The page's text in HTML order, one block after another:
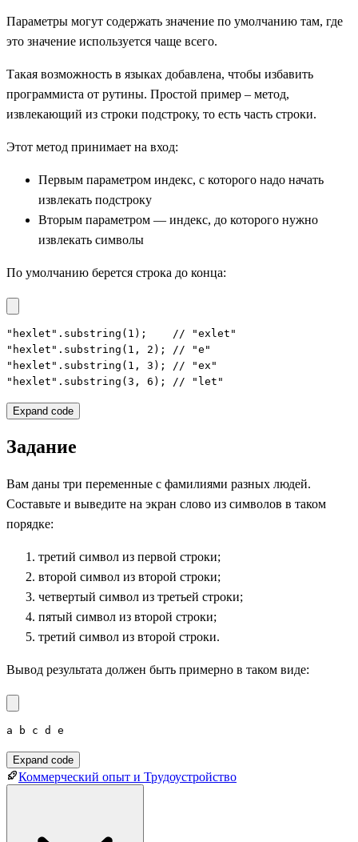
Параметры могут содержать значение по умолчанию там, где
это значение используется чаще всего.
Такая возможность в языках добавлена, чтобы избавить
программиста от рутины. Простой пример – метод,
извлекающий из строки подстроку, то есть часть строки.
Этот метод принимает на вход:
Первым параметром индекс, с которого надо начать
извлекать подстроку
Вторым параметром — индекс, до которого нужно
извлекать символы
По умолчанию берется строка до конца:
"hexlet".substring(1);    // "exlet"
"hexlet".substring(1, 2); // "e"
"hexlet".substring(1, 3); // "ex"
"hexlet".substring(3, 6); // "let"
Expand code
Задание
Вам даны три переменные с фамилиями разных людей.
Составьте и выведите на экран слово из символов в таком
порядке:
третий символ из первой строки;
второй символ из второй строки;
четвертый символ из третьей строки;
пятый символ из второй строки;
третий символ из второй строки.
Вывод результата должен быть примерно в таком виде:
a b c d e
Expand code
Коммерческий опыт и Трудоустройство